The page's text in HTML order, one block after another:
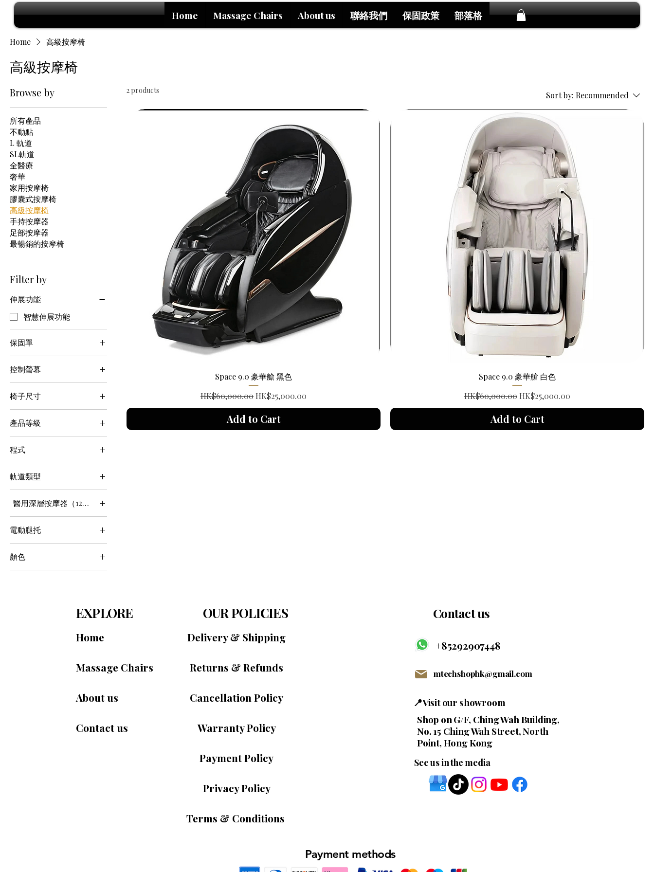
Home Massage Chairs About us 聯絡我們 保固政策 部落格
Home 高級按摩椅
高級按摩椅
Browse by
所有產品
不動點
L 軌道
SL軌道
全醫療
奢華
家用按摩椅
膠囊式按摩椅
高級按摩椅
手持按摩器
足部按摩器
最暢銷的按摩椅
Filter by
伸展功能
智慧伸展功能
保固單
三年保固
控制螢幕
LCD觸控螢幕
椅子尺寸
標準
產品等級
醫用級
程式
20多個項目
軌道類型
全身SL
醫用深層按摩器（12公分機制）
是的——12公分深層治療
電動腿托
是的
顏色
白色的
2 products Sort by: Recommended
Space 9.0 豪華艙 黑色
Regular Price
HK$60,000.00 Sale Price
HK$25,000.00
Add to Cart
Space 9.0 豪華艙 白色
Regular Price
HK$60,000.00 Sale Price
HK$25,000.00
Add to Cart
EXPLORE
Home
Massage Chairs
About us
Contact us
OUR POLICIES
Delivery & Shipping
Returns & Refunds
Cancellation Policy
Warranty Policy
Payment Policy
Privacy Policy
Terms & Conditions
Contact us
+85292907448
mtechshophk@gmail.com
📍Visit our showroom
Shop on G/F, Ching Wah Building,
No. 15 Ching Wah Street, North
Point, Hong Kong
See us in the media
Payment methods